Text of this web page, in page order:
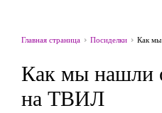
Главная страница Посиделки Как
Как мы нашли
на ТВИЛ